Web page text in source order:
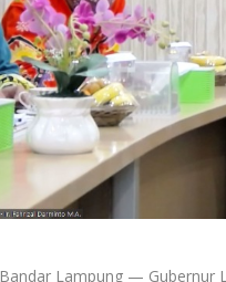
Bandar Lampung — Gubernur